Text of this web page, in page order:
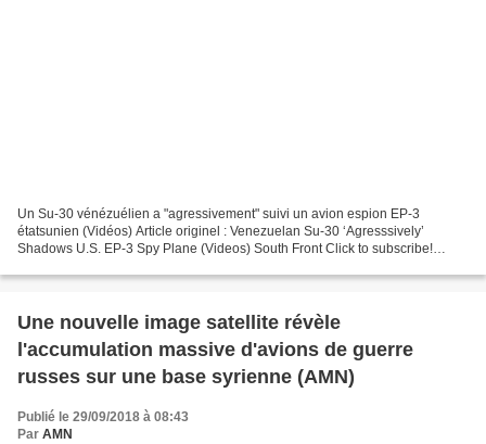
Un Su-30 vénézuélien a "agressivement" suivi un avion espion EP-3
étatsunien (Vidéos) Article originel : Venezuelan Su-30 ‘Agresssively’
Shadows U.S. EP-3 Spy Plane (Videos) South Front Click to subscribe!
Une nouvelle image satellite révèle
l'accumulation massive d'avions de guerre
russes sur une base syrienne (AMN)
Publié le 29/09/2018 à 08:43
Par AMN